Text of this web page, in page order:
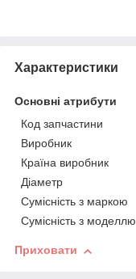
Характеристики
Основні атрибути
Код запчастини
Виробник
Країна виробник
Діаметр
Сумісність з маркою
Сумісність з моделлю
Приховати